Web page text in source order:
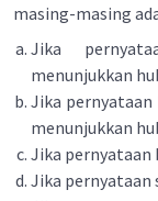
masing-masing
Jika
menunjukkan
Jika pernyataan
menunjukkan
Jika pernyataan
Jika pernyataan